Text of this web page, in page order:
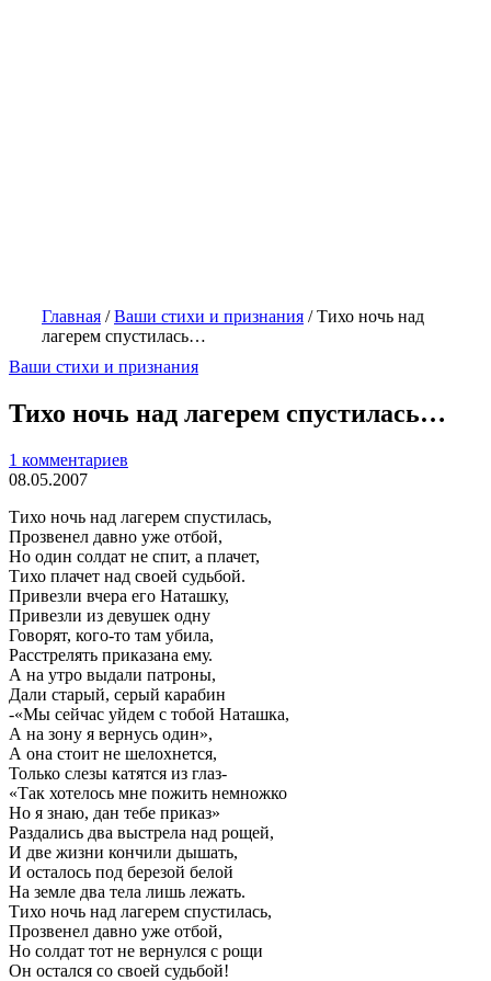
Главная /Ваши стихи и признания /Тихо ночь над
лагерем спустилась…
Ваши стихи и признания
Тихо ночь над лагерем спустилась…
1 комментариев
08.05.2007
Тихо ночь над лагерем спустилась,
Прозвенел давно уже отбой,
Но один солдат не спит, а плачет,
Тихо плачет над своей судьбой.
Привезли вчера его Наташку,
Привезли из девушек одну
Говорят, кого-то там убила,
Расстрелять приказана ему.
А на утро выдали патроны,
Дали старый, серый карабин
-«Мы сейчас уйдем с тобой Наташка,
А на зону я вернусь один»,
А она стоит не шелохнется,
Только слезы катятся из глаз-
«Так хотелось мне пожить немножко
Но я знаю, дан тебе приказ»
Раздались два выстрела над рощей,
И две жизни кончили дышать,
И осталось под березой белой
На земле два тела лишь лежать.
Тихо ночь над лагерем спустилась,
Прозвенел давно уже отбой,
Но солдат тот не вернулся с рощи
Он остался со своей судьбой!